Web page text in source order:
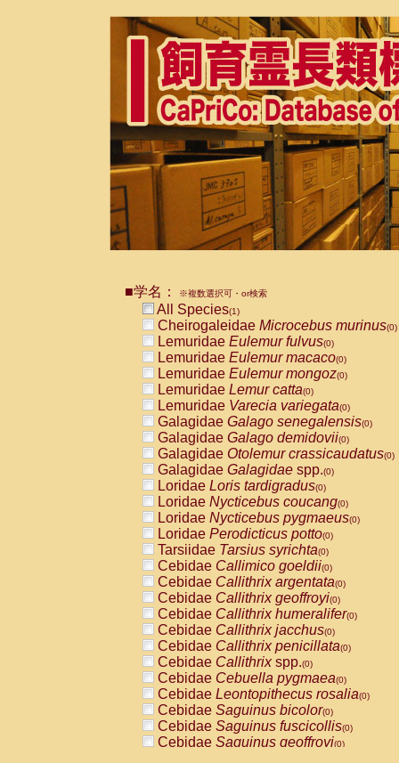
■学名： ※複数選択可・or検索
All Species(1)
Cheirogaleidae Microcebus murinus(0)
Lemuridae Eulemur fulvus(0)
Lemuridae Eulemur macaco(0)
Lemuridae Eulemur mongoz(0)
Lemuridae Lemur catta(0)
Lemuridae Varecia variegata(0)
Galagidae Galago senegalensis(0)
Galagidae Galago demidovii(0)
Galagidae Otolemur crassicaudatus(0)
Galagidae Galagidae spp.(0)
Loridae Loris tardigradus(0)
Loridae Nycticebus coucang(0)
Loridae Nycticebus pygmaeus(0)
Loridae Perodicticus potto(0)
Tarsiidae Tarsius syrichta(0)
Cebidae Callimico goeldii(0)
Cebidae Callithrix argentata(0)
Cebidae Callithrix geoffroyi(0)
Cebidae Callithrix humeralifer(0)
Cebidae Callithrix jacchus(0)
Cebidae Callithrix penicillata(0)
Cebidae Callithrixspp.(0)
Cebidae Cebuella pygmaea(0)
Cebidae Leontopithecus rosalia(0)
Cebidae Saguinus bicolor(0)
Cebidae Saguinus fuscicollis(0)
Cebidae Saguinus geoffroyi(0)